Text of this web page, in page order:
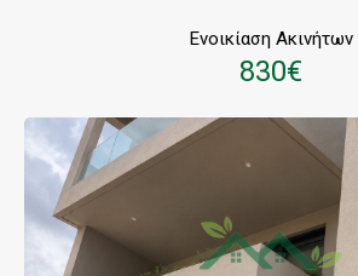
Ενοικίαση Ακινήτων
830€